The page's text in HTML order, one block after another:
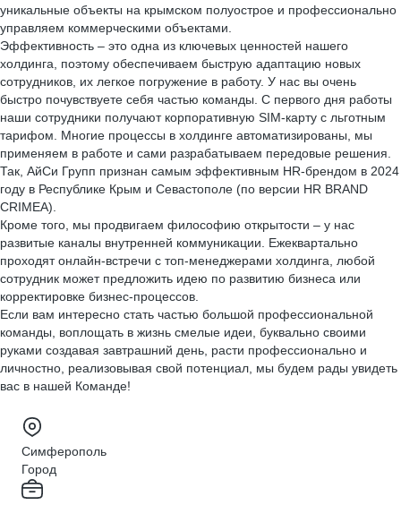
уникальные объекты на крымском полуострое и профессионально
управляем коммерческими объектами.
Эффективность – это одна из ключевых ценностей нашего
холдинга, поэтому обеспечиваем быструю адаптацию новых
сотрудников, их легкое погружение в работу. У нас вы очень
быстро почувствуете себя частью команды. С первого дня работы
наши сотрудники получают корпоративную SIM-карту с льготным
тарифом. Многие процессы в холдинге автоматизированы, мы
применяем в работе и сами разрабатываем передовые решения.
Так, АйСи Групп признан самым эффективным HR-брендом в 2024
году в Республике Крым и Севастополе (по версии HR BRAND
CRIMEA).
Кроме того, мы продвигаем философию открытости – у нас
развитые каналы внутренней коммуникации. Ежеквартально
проходят онлайн-встречи с топ-менеджерами холдинга, любой
сотрудник может предложить идею по развитию бизнеса или
корректировке бизнес-процессов.
Если вам интересно стать частью большой профессиональной
команды, воплощать в жизнь смелые идеи, буквально своими
руками создавая завтрашний день, расти профессионально и
личностно, реализовывая свой потенциал, мы будем рады увидеть
вас в нашей Команде!
Симферополь
Город